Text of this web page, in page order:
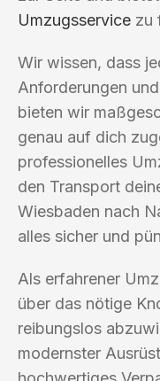
Umzugsservice zu
Wir wissen, dass
Anforderungen
bieten wir
genau auf dich
professionelles
den Transport
Wiesbaden nach
alles sicher und
Als erfahrener
über das nötige
reibungslos
modernster